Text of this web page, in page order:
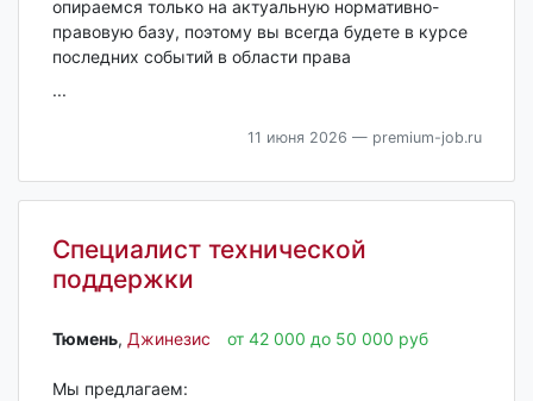
опираемся только на актуальную нормативно-
правовую базу, поэтому вы всегда будете в курсе
последних событий в области права
...
11 июня 2026 — premium-job.ru
Специалист технической
поддержки
Тюмень‎, Джинезис от 42 000 до 50 000 руб
Мы предлагаем: